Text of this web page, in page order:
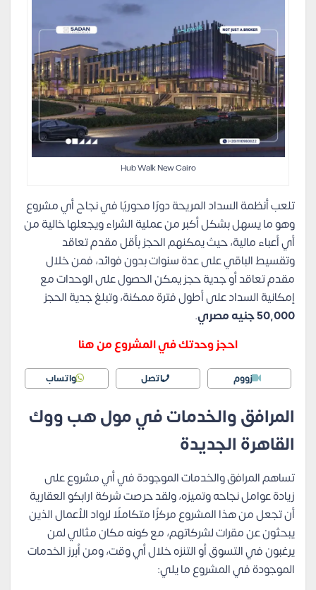
Hub Walk New Cairo
تلعب أنظمة السداد المريحة دورًا محوريًا في نجاح أي مشروع
وهو ما يسهل بشكل أكبر من عملية الشراء ويجعلها خالية من
أي أعباء مالية، حيث يمكنهم الحجز بأقل مقدم تعاقد
وتقسيط الباقي على عدة سنوات بدون فوائد، فمن خلال
مقدم تعاقد أو جدية حجز يمكن الحصول على الوحدات مع
إمكانية السداد على أطول فترة ممكنة، وتبلغ جدية الحجز
50,000 جنيه مصري
.
احجز وحدتك في المشروع من هنا
زووم اتصل واتساب
المرافق والخدمات في مول هب ووك
القاهرة الجديدة
تساهم المرافق والخدمات الموجودة في أي مشروع على
زيادة عوامل نجاحه وتميزه، ولقد حرصت شركة ارابكو العقارية
أن تجعل من هذا المشروع مركزًا متكاملًا لرواد الأعمال الذين
يبحثون عن مقرات لشركاتهم، مع كونه مكان مثالي لمن
يرغبون في التسوق أو التنزه خلال أي وقت، ومن أبرز الخدمات
الموجودة في المشروع ما يلي: